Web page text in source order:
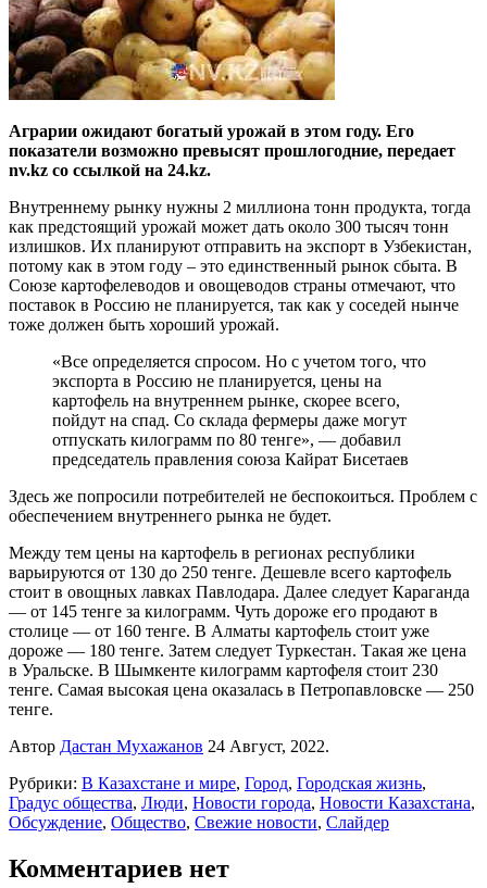
Аграрии ожидают богатый урожай в этом году. Его
показатели возможно превысят прошлогодние, передает
nv.kz со ссылкой на 24.kz.
Внутреннему рынку нужны 2 миллиона тонн продукта, тогда
как предстоящий урожай может дать около 300 тысяч тонн
излишков. Их планируют отправить на экспорт в Узбекистан,
потому как в этом году – это единственный рынок сбыта. В
Союзе картофелеводов и овощеводов страны отмечают, что
поставок в Россию не планируется, так как у соседей нынче
тоже должен быть хороший урожай.
«Все определяется спросом. Но с учетом того, что
экспорта в Россию не планируется, цены на
картофель на внутреннем рынке, скорее всего,
пойдут на спад. Со склада фермеры даже могут
отпускать килограмм по 80 тенге», — добавил
председатель правления союза Кайрат Бисетаев
Здесь же попросили потребителей не беспокоиться. Проблем с
обеспечением внутреннего рынка не будет.
Между тем цены на картофель в регионах республики
варьируются от 130 до 250 тенге. Дешевле всего картофель
стоит в овощных лавках Павлодара. Далее следует Караганда
— от 145 тенге за килограмм. Чуть дороже его продают в
столице — от 160 тенге. В Алматы картофель стоит уже
дороже — 180 тенге. Затем следует Туркестан. Такая же цена
в Уральске. В Шымкенте килограмм картофеля стоит 230
тенге. Самая высокая цена оказалась в Петропавловске — 250
тенге.
Автор Дастан Мухажанов 24 Август, 2022.
Рубрики: В Казахстане и мире, Город, Городская жизнь,
Градус общества, Люди, Новости города, Новости Казахстана,
Обсуждение, Общество, Свежие новости, Слайдер
Комментариев нет